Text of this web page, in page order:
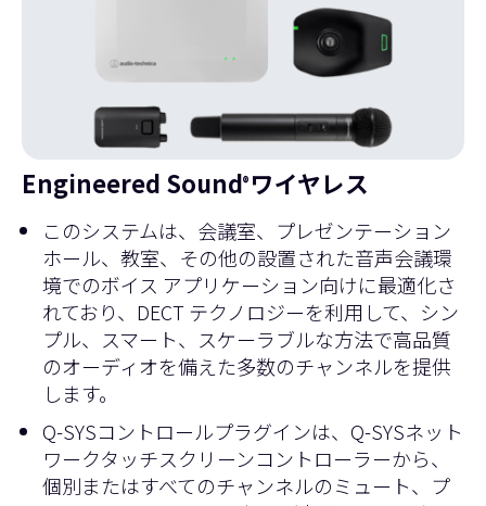
Engineered Sound® ワイヤレス
このシステムは、会議室、プレゼンテーション
ホール、教室、その他の設置された音声会議環
境でのボイス アプリケーション向けに最適化さ
れており、DECT テクノロジーを利用して、シン
プル、スマート、スケーラブルな方法で高品質
のオーディオを備えた多数のチャンネルを提供
します。
Q-SYSコントロールプラグインは、Q-SYSネット
ワークタッチスクリーンコントローラーから、
個別またはすべてのチャンネルのミュート、プ